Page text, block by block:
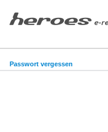
Passwort vergessen